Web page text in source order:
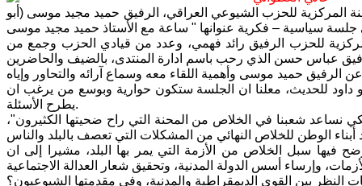
المركزية للحزب الشيوعي العراقي، الرفيق حميد مجيد موسى (أبو
للحزب الرفيق رائد فهمي، وعدد من قيادي الحزب وجمع من
داود للحديث، معلنا ان الجلسة ستكون حوارية وبوسع من يرغب ان
يطرح الأسئلة.
نساعد شعبنا في الخلاص من المحنة التي راح ضحيتها الكثيرون"،
فيها سبل الخلاص من الأزمة التي يمر بها البلد، مشيرا إلى ان